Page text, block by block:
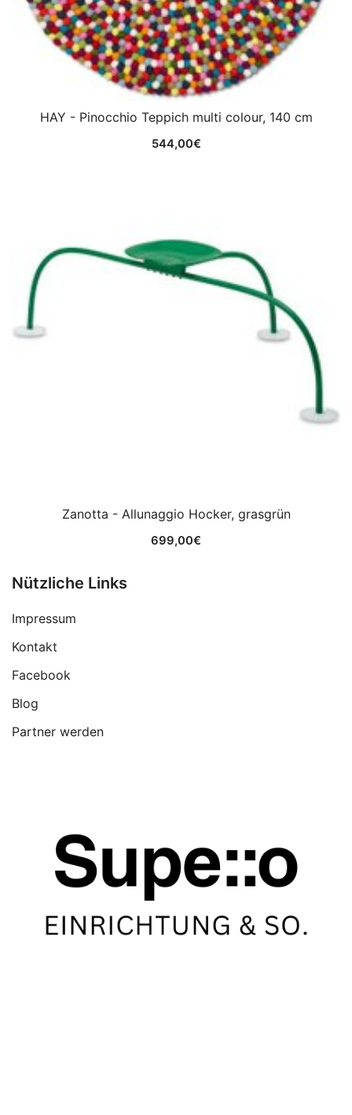
HAY - Pinocchio Teppich multi colour, 140 cm
544,00€
Zanotta - Allunaggio Hocker, grasgrün
699,00€
Nützliche Links
Impressum
Kontakt
Facebook
Blog
Partner werden